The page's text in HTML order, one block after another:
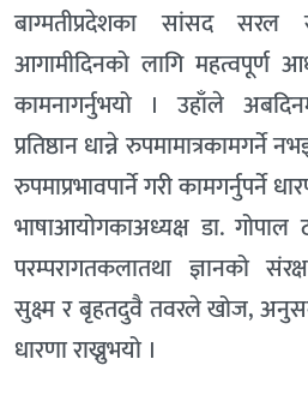
बाग्मतीप्रदेशका सांसद
आगामीदिनको लागि महत्वपूर्ण
कामनागर्नुभयो । उहाँले
प्रतिष्ठान धान्ने रुपमामात्रकामगर्ने
रुपमाप्रभावपार्ने गरी कामगर्नुपर्ने
भाषाआयोगकाअध्यक्ष डा.
परम्परागतकलातथा ज्ञानको
सुक्ष्म र बृहतदुवै तवरले खोज,
धारणा राख्नुभयो ।